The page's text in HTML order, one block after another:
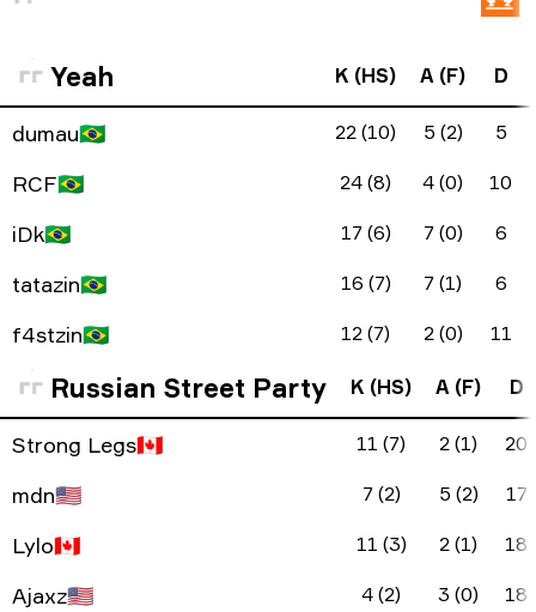
Yeah K (HS) A (F) D
dumau🇧🇷 22 (10) 5 (2) 5
RCF🇧🇷 24 (8) 4 (0) 10
iDk🇧🇷 17 (6) 7 (0) 6
tatazin🇧🇷 16 (7) 7 (1) 6
f4stzin🇧🇷 12 (7) 2 (0) 11
Russian Street Party K (HS) A (F) D
Strong Legs🇨🇦 11 (7) 2 (1) 20
mdn🇺🇸 7 (2) 5 (2) 17
Lylo🇨🇦 11 (3) 2 (1) 18
Ajaxz🇺🇸 4 (2) 3 (0) 18